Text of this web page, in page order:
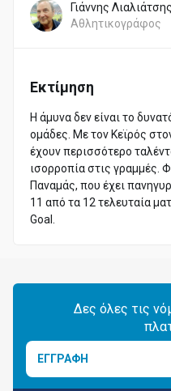
Γιάννης Λιαλιάτσης
Αθλητικογράφος
Εκτίμηση
Η άμυνα δεν είναι το
ομάδες. Με τον Κεϊρός
έχουν περισσότερο
ισορροπία στις γραμμές.
Παναμάς, που έχει
11 από τα 12 τελευταία
Goal.
Δες όλες τις
ΕΓΓΡΑΦΗ